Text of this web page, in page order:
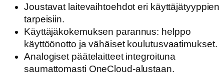
Joustavat laitevaihtoehdot eri käyttäjätyyppien
tarpeisiin.
Käyttäjäkokemuksen parannus: helppo
käyttöönotto ja vähäiset koulutusvaatimukset.
Analogiset päätelaitteet integroituna
saumattomasti OneCloud-alustaan.